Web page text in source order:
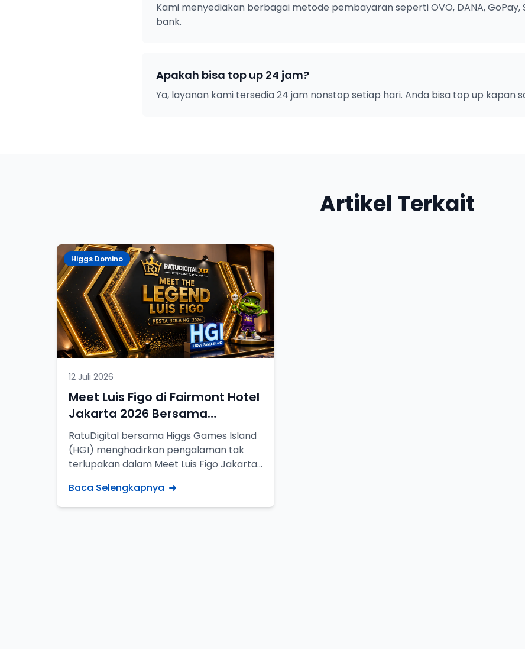
Kami menyediakan berbagai metode pembayaran seperti OVO, DANA,
bank.
Apakah bisa top up 24 jam?
Ya, layanan kami tersedia 24 jam nonstop setiap hari. Anda bisa top up kapan
Artikel Terkait
Higgs Domino
12 Juli 2026
Meet Luis Figo di Fairmont Hotel
Jakarta 2026 Bersama
RatuDigital x Higgs Games
Island
RatuDigital bersama Higgs Games Island
(HGI) menghadirkan pengalaman tak
terlupakan dalam Meet Luis Figo Jakarta
Sudirman hingga Meet & Greet eksklusif
di Fairmont Hotel Jakarta.
Baca Selengkapnya